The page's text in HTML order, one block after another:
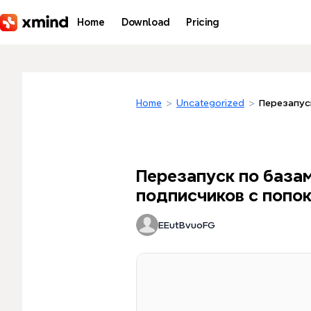
Home Download Pricing
Home > Uncategorized >
Перезапуск по
подписчиков с
EEutBvuoFG